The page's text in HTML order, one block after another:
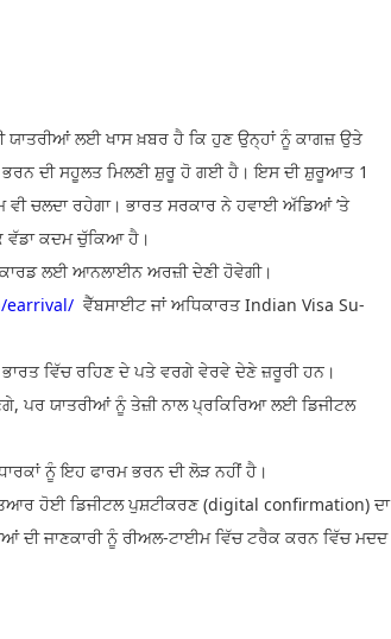
ਯਾਤਰੀਆਂ ਲਈ ਖਾਸ ਖ਼ਬਰ ਹੈ ਕਿ ਹੁਣ ਉਨ੍ਹਾਂ ਨੂੰ ਕਾਗਜ਼ ਉਤੇ
ਦੀ ਸਹੂਲਤ ਮਿਲਣੀ ਸ਼ੁਰੂ ਹੋ ਗਈ ਹੈ। ਇਸ ਦੀ ਸ਼ੁਰੂਆਤ 1
ਚਲਦਾ ਰਹੇਗਾ। ਭਾਰਤ ਸਰਕਾਰ ਨੇ ਹਵਾਈ ਅੱਡਿਆਂ ’ਤੇ
ਕਦਮ ਚੁੱਕਿਆ ਹੈ।
ਲਈ ਆਨਲਾਈਨ ਅਰਜ਼ੀ ਦੇਣੀ ਹੋਵੇਗੀ।
earrival/ ਵੈੱਬਸਾਈਟ ਜਾਂ ਅਧਿਕਾਰਤ Indian Visa Su-
ਵਿੱਚ ਰਹਿਣ ਦੇ ਪਤੇ ਵਰਗੇ ਵੇਰਵੇ ਦੇਣੇ ਜ਼ਰੂਰੀ ਹਨ।
ਪਰ ਯਾਤਰੀਆਂ ਨੂੰ ਤੇਜ਼ੀ ਨਾਲ ਪ੍ਰਕਿਰਿਆ ਲਈ ਡਿਜੀਟਲ
ਨੂੰ ਇਹ ਫਾਰਮ ਭਰਨ ਦੀ ਲੋੜ ਨਹੀਂ ਹੈ।
ਹੋਈ ਡਿਜੀਟਲ ਪੁਸ਼ਟੀਕਰਣ (digital confirmation) ਦਾ
ਦੀ ਜਾਣਕਾਰੀ ਨੂੰ ਰੀਅਲ-ਟਾਈਮ ਵਿੱਚ ਟਰੈਕ ਕਰਨ ਵਿੱਚ ਮਦਦ